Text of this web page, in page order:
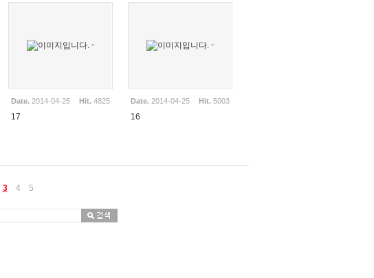
-
Date. 2014-04-25 Hit. 4825
17
-
Date. 2014-04-25 Hit. 5003
16
3 4 5